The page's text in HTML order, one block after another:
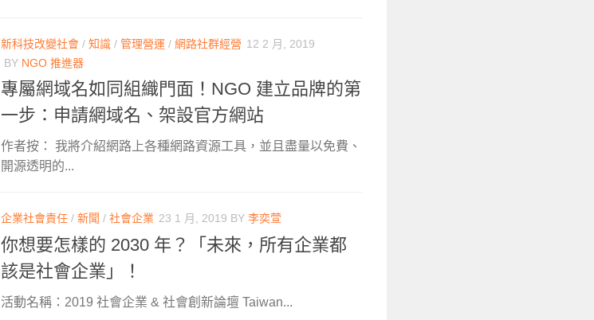
新科技改變社會 / 知識 / 管理營運 / 網路社群經營 12 2 月, 2019
BY NGO 推進器
專屬網域名如同組織門面！NGO 建立品牌的第
一步：申請網域名、架設官方網站
作者按： 我將介紹網路上各種網路資源工具，並且盡量以免費、
開源透明的...
企業社會責任 / 新聞 / 社會企業 23 1 月, 2019 BY 李奕萱
你想要怎樣的 2030 年？「未來，所有企業都
該是社會企業」！
活動名稱：2019 社會企業 & 社會創新論壇 Taiwan...